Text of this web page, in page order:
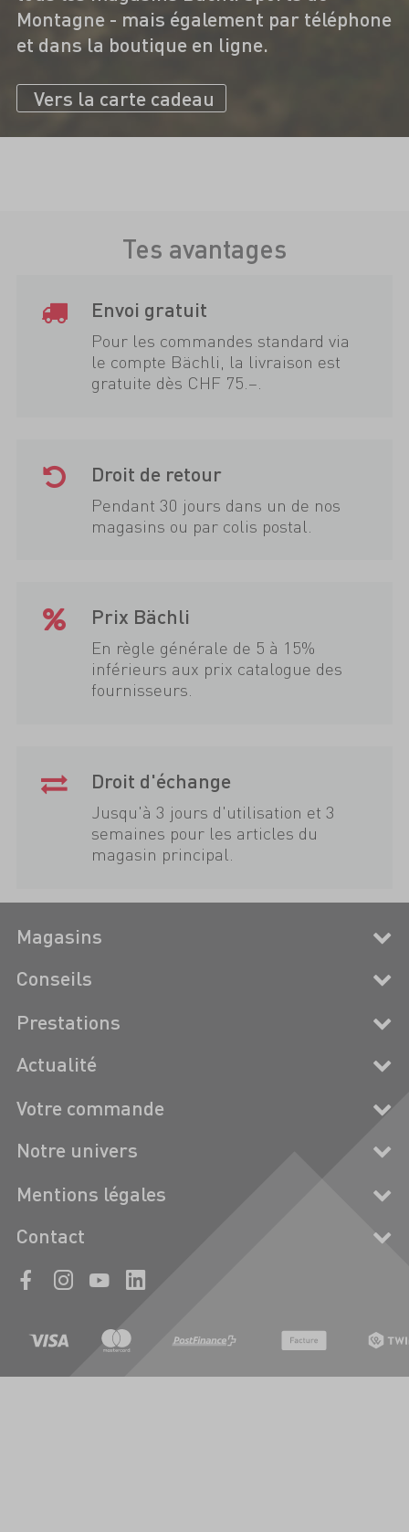
Montagne - mais également par téléphone
et dans la boutique en ligne.
Vers la carte cadeau
Tes avantages
Envoi gratuit
Pour les commandes standard via
le compte Bächli, la livraison est
gratuite dès CHF 75.–.
Droit de retour
Pendant 30 jours dans un de nos
magasins ou par colis postal.
Prix Bächli
En règle générale de 5 à 15%
inférieurs aux prix catalogue des
fournisseurs.
Droit d'échange
Jusqu'à 3 jours d'utilisation et 3
semaines pour les articles du
magasin principal.
Magasins
Conseils
Prestations
Actualité
Votre commande
Notre univers
Mentions légales
Contact